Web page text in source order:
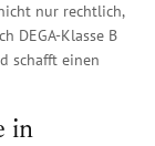
nur rechtlich,
DEGA-Klasse B
schafft einen
in